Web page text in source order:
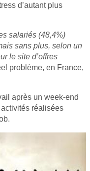
d’autant plus
salariés (48,4%)
sans plus, selon un
le site d’offres
problème, en France,
après un week-end
réalisées